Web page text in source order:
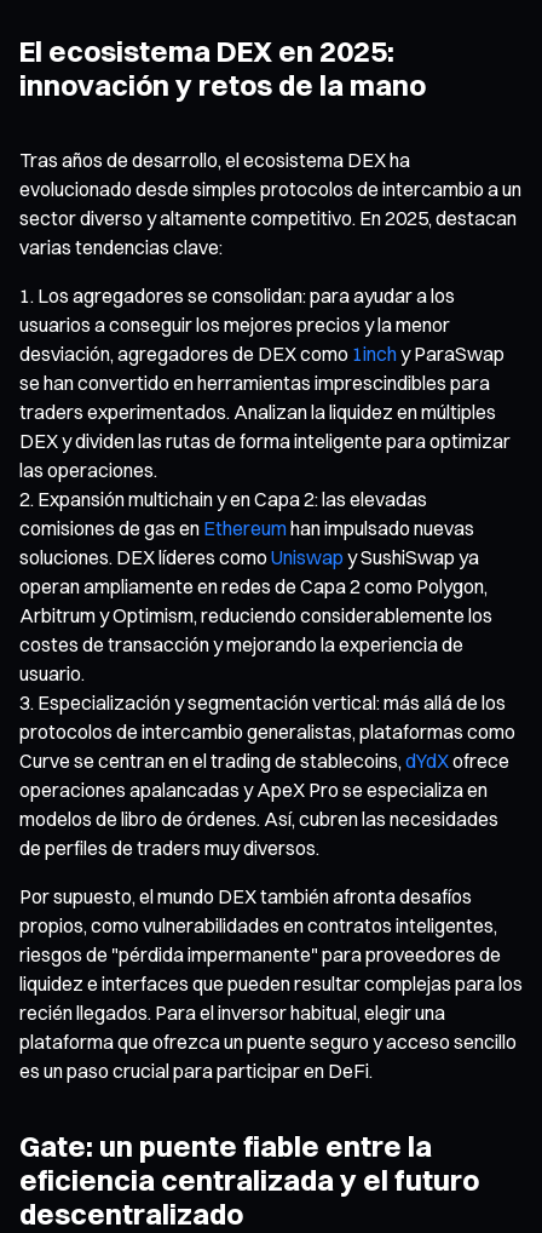
El ecosistema DEX en 2025:
innovación y retos de la mano
Tras años de desarrollo, el ecosistema DEX ha
evolucionado desde simples protocolos de intercambio a un
sector diverso y altamente competitivo. En 2025, destacan
varias tendencias clave:
Los agregadores se consolidan: para ayudar a los
usuarios a conseguir los mejores precios y la menor
desviación, agregadores de DEX como 1inchy ParaSwap
se han convertido en herramientas imprescindibles para
traders experimentados. Analizan la liquidez en múltiples
DEX y dividen las rutas de forma inteligente para optimizar
las operaciones.
Expansión multichain y en Capa 2: las elevadas
comisiones de gas en Ethereumhan impulsado nuevas
soluciones. DEX líderes comoUniswap y SushiSwap ya
operan ampliamente en redes de Capa 2 como Polygon,
Arbitrum y Optimism, reduciendo considerablemente los
costes de transacción y mejorando la experiencia de
usuario.
Especialización y segmentación vertical: más allá de los
protocolos de intercambio generalistas, plataformas como
Curve se centran en el trading de stablecoins, dYdXofrece
operaciones apalancadas y ApeX Pro se especializa en
modelos de libro de órdenes. Así, cubren las necesidades
de perfiles de traders muy diversos.
Por supuesto, el mundo DEX también afronta desafíos
propios, como vulnerabilidades en contratos inteligentes,
riesgos de "pérdida impermanente" para proveedores de
liquidez e interfaces que pueden resultar complejas para los
recién llegados. Para el inversor habitual, elegir una
plataforma que ofrezca un puente seguro y acceso sencillo
es un paso crucial para participar en DeFi.
Gate: un puente fiable entre la
eficiencia centralizada y el futuro
descentralizado